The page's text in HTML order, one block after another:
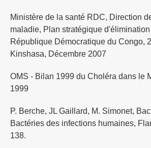
Ministère de la santé RDC, Direction
maladie, Plan stratégique
République Démocratique du Congo,
Kinshasa, Décembre 2007
OMS - Bilan 1999 du Choléra dans le
1999
P. Berche, JL Gaillard, M. Simonet,
Bactéries des infections humaines,
138.